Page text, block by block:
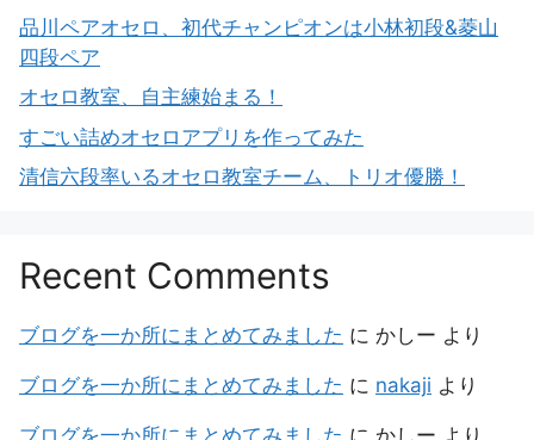
品川ペアオセロ、初代チャンピオンは小林初段&菱山
四段ペア
オセロ教室、自主練始まる！
すごい詰めオセロアプリを作ってみた
清信六段率いるオセロ教室チーム、トリオ優勝！
Recent Comments
ブログを一か所にまとめてみました に かしー より
ブログを一か所にまとめてみました に nakaji より
ブログを一か所にまとめてみました に かしー より